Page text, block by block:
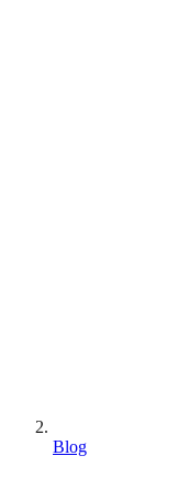
Blog